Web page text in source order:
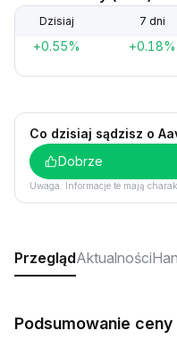
Dzisiaj 7 dni
+0.55% +0.18%
Co dzisiaj sądzisz o
Dobrze
Uwaga: Informacje te mają
PrzeglądAktualności
Podsumowanie